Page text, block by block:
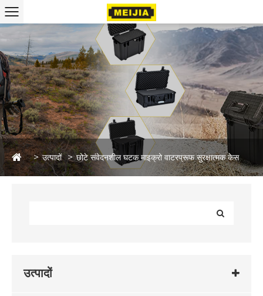
उत्पादों छोटे संवेदनशील घटक माइक्रो वाटरप्रूफ सुरक्षात्मक केस
उत्पादों